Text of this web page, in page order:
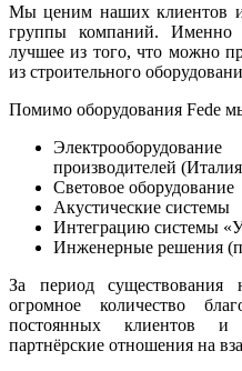
Мы ценим наших клиентов и
группы компаний. Именно
лучшее из того, что можно
из строительного
Помимо оборудования Fede
производителей
Световое оборудование
Акустические системы
Интеграцию системы
Инженерные решения
За период
огромное количество
постоянных клиентов и
партнёрские отношения на